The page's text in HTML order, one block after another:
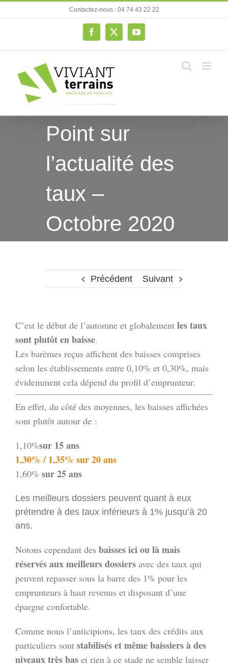
au
Contactez-nous : 04 74 43 22 22
Facebook
X YouTube
Point sur
l’actualité des
taux –
Octobre 2020
Précédent Suivant
C’est le début de l’automne et globalement les taux
sont plutôt en baisse.
Les barèmes reçus affichent des baisses comprises
selon les établissements entre 0,10% et 0,30%, mais
évidemment cela dépend du profil d’emprunteur.
En effet, du côté des moyennes, les baisses affichées
sont plutôt autour de :
1,10%sur 15 ans
1,30% / 1,35% sur 20 ans
1,60% sur 25 ans
Les meilleurs dossiers peuvent quant à eux
prétendre à des taux inférieurs à 1% jusqu’à 20
ans.
Notons cependant des baisses ici ou là mais
réservés aux meilleurs dossiers avec des taux qui
peuvent repasser sous la barre des 1% pour les
emprunteurs à haut revenus et disposant d’une
épargne confortable.
Comme nous l’anticipions, les taux des crédits aux
particuliers sont stabilisés et même baissiers à des
niveaux très bas et rien à ce stade ne semble laisser